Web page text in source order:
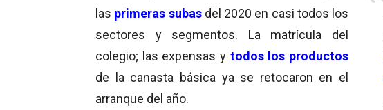
las primeras subas del 2020 en casi todos los
sectores y segmentos. La matrícula del
colegio; las expensas y todos los productos
de la canasta básica ya se retocaron en el
arranque del año.